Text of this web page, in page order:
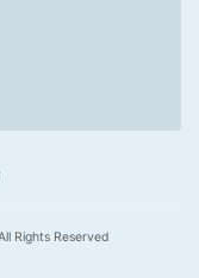
Rights Reserved